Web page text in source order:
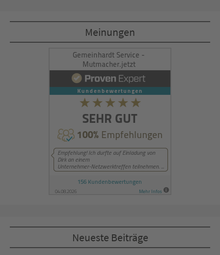
powered byUsercentrics Consent
Management Platform&eRecht24
Meinungen
Neueste Beiträge